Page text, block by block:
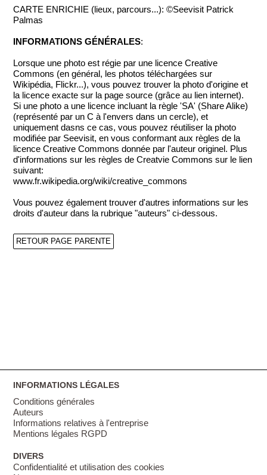
CARTE ENRICHIE (lieux, parcours...): ©Seevisit Patrick
Palmas
INFORMATIONS GÉNÉRALES:
Lorsque une photo est régie par une licence Creative
Commons (en général, les photos téléchargées sur
Wikipédia, Flickr...), vous pouvez trouver la photo d'origine et
la licence exacte sur la page source (grâce au lien internet).
Si une photo a une licence incluant la règle 'SA' (Share Alike)
(représenté par un C à l'envers dans un cercle), et
uniquement dasns ce cas, vous pouvez réutiliser la photo
modifiée par Seevisit, en vous conformant aux règles de la
licence Creative Commons donnée par l'auteur originel. Plus
d'informations sur les règles de Creatvie Commons sur le lien
suivant:
www.fr.wikipedia.org/wiki/creative_commons
Vous pouvez également trouver d'autres informations sur les
droits d'auteur dans la rubrique "auteurs" ci-dessous.
RETOUR PAGE PARENTE
INFORMATIONS LÉGALES
Conditions générales
Auteurs
Informations relatives à l'entreprise
Mentions légales RGPD
DIVERS
Confidentialité et utilisation des cookies